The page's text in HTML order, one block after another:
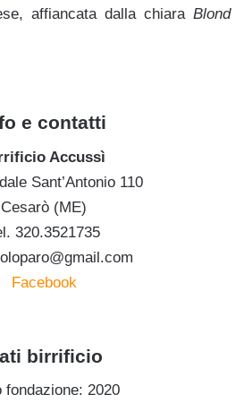
affiancata dalla chiara Blond
e contatti
Accussì
Sant’Antonio 110
Cesarò (ME)
320.3521735
Facebook
birrificio
fondazione: 2020